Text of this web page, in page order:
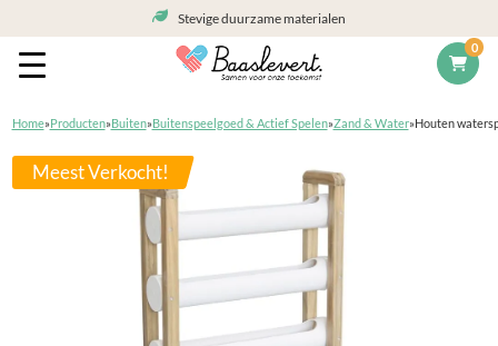
0
Stevige duurzame materialen
Home»Producten»Buiten»Buitenspeelgoed & Actief Spelen»Zand & Water»Houten
Meest Verkocht!